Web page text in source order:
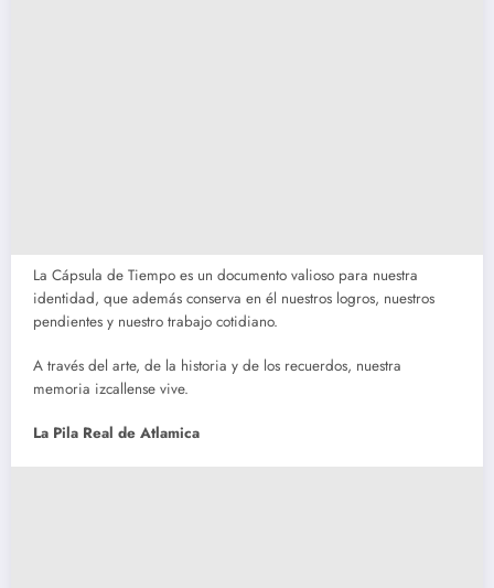
La Cápsula de Tiempo es un documento valioso para nuestra
identidad, que además conserva en él nuestros logros, nuestros
pendientes y nuestro trabajo cotidiano.
A través del arte, de la historia y de los recuerdos, nuestra
memoria izcallense vive.
La Pila Real de Atlamica